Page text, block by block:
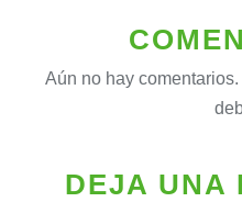
Aún no hay
DEJA UNA